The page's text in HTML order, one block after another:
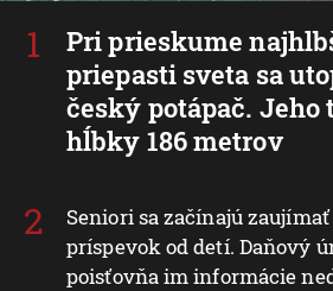
Pri prieskume
priepasti sveta sa
český potápač.
hĺbky 186 metrov
Seniori sa začínajú
príspevok od detí. Daňový
poisťovňa im informácie